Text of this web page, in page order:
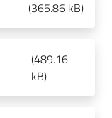
(365.86 kB)
(489.16
kB)